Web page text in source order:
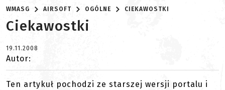
WMASG AIRSOFT OGÓLNE CIEKAWOSTKI
Ciekawostki
19.11.2008
Autor:
Ten artykuł pochodzi ze starszej wersji portalu i